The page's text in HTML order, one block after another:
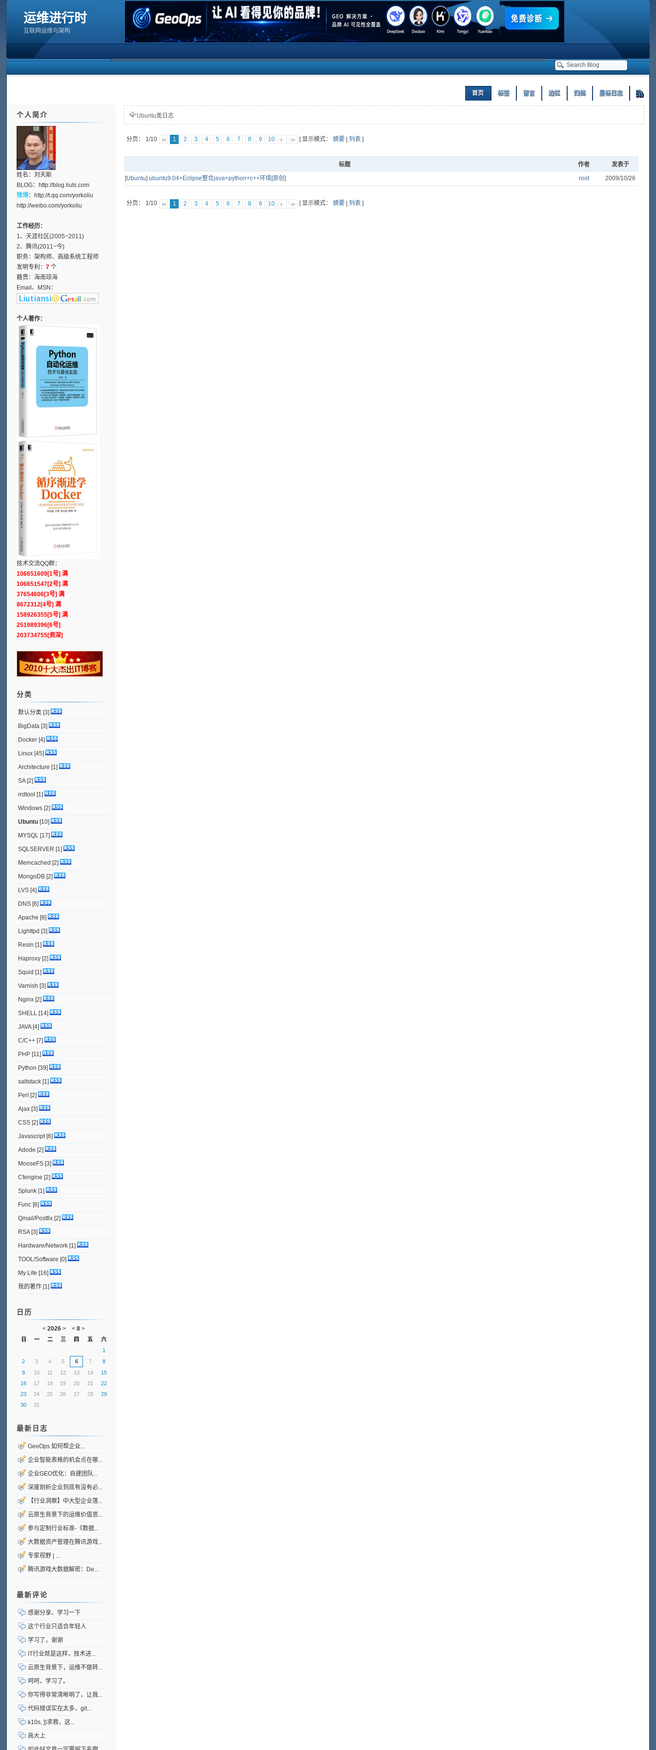
运维进行时
互联网运维与架构
首页 标签 留言 边栏 归档 星标日志
Ubuntu类日志
分页： 1/10 1 2 3 4 5 6 7 8 9 10 [ 显示模式：摘要 |列表 ]
标题 作者
发表于
[Ubuntu]ubuntu9.04+Eclipse整合java+python+c++环境[原创] root 2009/10/26
分页： 1/10 1 2 3 4 5 6 7 8 9 10 [ 显示模式：摘要 |列表 ]
个人简介
姓名：刘天斯
BLOG：http://blog.liuts.com
微博：http://t.qq.com/yorkoliu
http://weibo.com/yorkoliu
工作经历：
1、天涯社区(2005~2011)
2、腾讯(2011~今)
职务：架构师、高级系统工程师
发明专利：7 个
籍贯：海南琼海
Email、MSN：
个人著作：
技术交流QQ群：
106651609[1号] 满
106651547[2号] 满
37654606[3号] 满
8672312[4号] 满
158926355[5号] 满
251989396[6号]
203734755[资深]
分类
默认分类 [3]
BigData [3]
Docker [4]
Linux [45]
Architecture [1]
SA[2]
rrdtool [1]
Windows [2]
Ubuntu [10]
MYSQL [17]
SQLSERVER [1]
Memcached [2]
MongoDB [2]
LVS [4]
DNS [6]
Apache [8]
Lighttpd [3]
Resin [1]
Haproxy [2]
Squid [1]
Varnish [3]
Nginx [2]
SHELL [14]
JAVA[4]
C/C++ [7]
PHP [11]
Python [39]
saltstack [1]
Perl [2]
Ajax [3]
CSS [2]
Javascript [6]
Adode [2]
MooseFS [3]
Cfengine [2]
Splunk [1]
Func [6]
Qmail/Postfix [2]
RSA[3]
Hardware/Network [1]
TOOL/Software [0]
My Life [16]
我的著作 [1]
日历
< 2026 > < 8 >
日 一 二 三 四 五
六
1
2
3 4 5 6 7
8
9
10 11 12 13 14
15
16
17 18 19 20 21
22
23
24 25 26 27 28
29
30
31
最新日志
GeoOps 如何帮企业...
企业智能表格的机会点在哪...
企业GEO优化：自建团队...
深度剖析企业到底有没有必...
【行业洞察】中大型企业落...
云原生背景下的运维价值思...
参与定制行业标准-《数据...
大数据资产管理在腾讯游戏...
专家视野 | ...
腾讯游戏大数据解密：De...
最新评论
感谢分享、学习一下
这个行业只适合年轻人
学习了，谢谢
IT行业就是这样，技术进...
云原生背景下，运维不做转...
呵呵，学习了。
你写得非常清晰明了，让我...
代码错误实在太多，git...
k10s, ])求救，这...
高大上